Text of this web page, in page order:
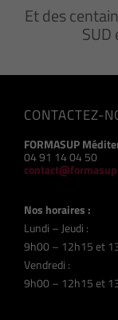
Et des
CONTACTEZ-
FORMASUP
04 91 14 04 50
Nos horaires :
Lundi – Jeudi :
9h00 – 12h15 et
Vendredi :
9h00 – 12h15 et